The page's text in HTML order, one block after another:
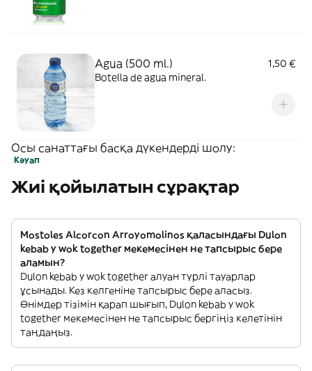
Agua (500 ml.)
1,50 €
Botella de agua mineral.
Осы санаттағы басқа дүкендерді шолу:
Кәуап
Жиі қойылатын сұрақтар
Mostoles Alcorcon Arroyomolinos қаласындағы Dulon
kebab y wok together мекемесінен не тапсырыс бере
аламын?
Dulon kebab y wok together алуан түрлі тауарлар
ұсынады. Кез келгеніне тапсырыс бере аласыз.
Өнімдер тізімін қарап шығып, Dulon kebab y wok
together мекемесінен не тапсырыс бергіңіз келетінін
таңдаңыз.